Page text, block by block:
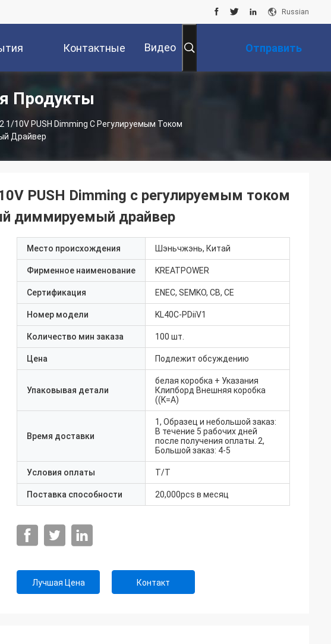
Russian
Контактные
Данные
Видео Отправить
Продукты
1/10V PUSH Dimming С Регулируемым Током
Драйвер
PUSH Dimming с регулируемым током
диммируемый драйвер
Место происхождения Шэньчжэнь, Китай
Фирменное наименование KREATPOWER
Сертификация ENEC, SEMKO, CB, CE
Номер модели KL40C-PDiiV1
Количество мин заказа 100 шт.
Цена Подлежит обсуждению
Упаковывая детали
белая коробка + Указания
Клипборд Внешняя коробка
((K=A)
Время доставки
1, Образец и небольшой заказ:
В течение 5 рабочих дней
после получения оплаты. 2,
Большой заказ: 4-5
Условия оплаты T/T
Поставка способности 20,000pcs в месяц
Лучшая Цена Контакт